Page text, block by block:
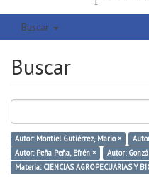
Buscar
Buscar
Autor: Montiel Gutiérrez, Mario ×
Autor: Peña Peña, Efrén ×
Autor:
Materia: CIENCIAS AGROPECUARIAS Y